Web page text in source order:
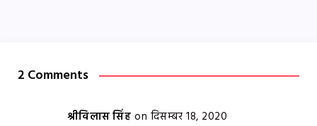
2 Comments
श्रीविलास सिंह on दिसम्बर 18, 2020